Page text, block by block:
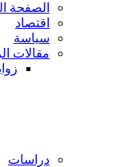
الصفحة
اقتصاد
سياسة
مقالات
دراسات